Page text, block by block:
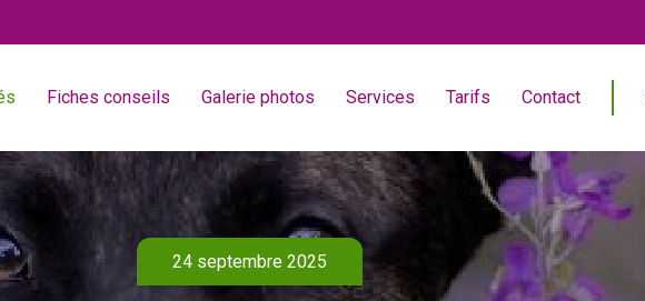
Fiches conseils Galerie photos Services Tarifs Contact
24 septembre 2025